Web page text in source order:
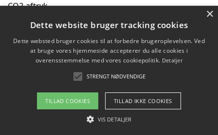
CO2-aftryk
Hvordan nyheder om CO2-udledning påvirker vores
hverdag
Om / kontakt
Blog Betingelser
×
Dette website bruger tracking cookies
Dette websted bruger cookies til at forbedre brugeroplevelsen. Ved
at bruge vores hjemmeside accepterer du alle cookies i
overensstemmelse med vores cookiepolitik. Detaljer
STRENGT NØDVENDIGE
TILLAD COOKIES TILLAD IKKE COOKIES
VIS DETALJER